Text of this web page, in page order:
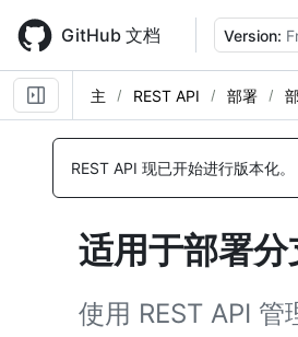
main
content
GitHub 文档 Version:
主 REST API 部署
REST API 现已开始进行版本化。
适用于部署
使用 REST API 管
名
称,
说
明
名
称,
说
明
名
称,
说
明
名
称,
说
明
名
称,
说
明
名
称,
说
明
名
称,
说
明
名
称,
说
明
名
称,
说
明
名
称,
说
明
名
称,
说
明
名
称,
说
明
名
称,
说
明